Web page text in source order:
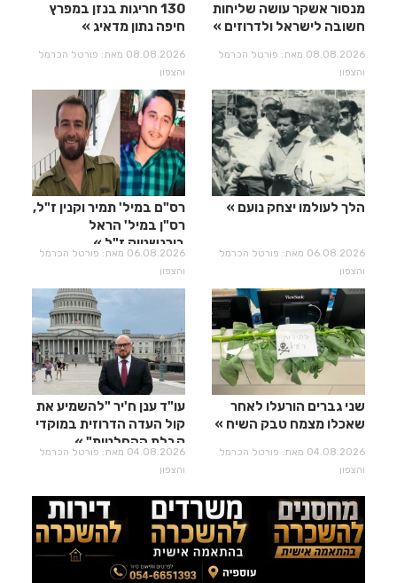
מנסור אשקר עושה שליחות
חשובה לישראל ולדרוזים
08.08.2026 מאת: פורטל הכרמל
והצפון
130 חריגות בנזן במפרץ
חיפה נתון מדאיג
08.08.2026 מאת: פורטל הכרמל
והצפון
הלך לעולמו יצחק נועם
06.08.2026 מאת: פורטל הכרמל
והצפון
רס"ם במיל' תמיר וקנין ז"ל,
רס"ן במיל' הראל
בירנשטוק ז"ל
06.08.2026 מאת: פורטל הכרמל
והצפון
שני גברים הורעלו לאחר
שאכלו מצמח טבק השיח
04.08.2026 מאת: פורטל הכרמל
והצפון
עו"ד ענן ח'יר "להשמיע את
קול העדה הדרוזית במוקדי
קבלת ההחלטות"
04.08.2026 מאת: פורטל הכרמל
והצפון